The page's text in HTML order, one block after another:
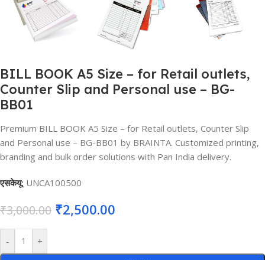
BILL BOOK A5 Size – for Retail outlets,
Counter Slip and Personal use – BG-
BB01
Premium BILL BOOK A5 Size – for Retail outlets, Counter Slip
and Personal use – BG-BB01 by BRAINTA. Customized printing,
branding and bulk order solutions with Pan India delivery.
एसकेयू: UNCA100500
₹3,000.00 ₹2,500.00
- +